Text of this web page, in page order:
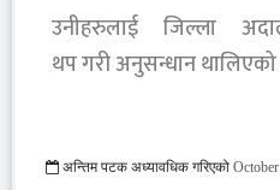
उनीहरुलाई जिल्ला
थप गरी अनुसन्धान
अन्तिम पटक अध्यावधिक गरिएको